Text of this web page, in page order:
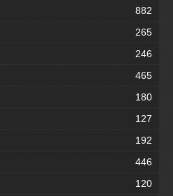
882
265
246
465
180
127
192
446
120